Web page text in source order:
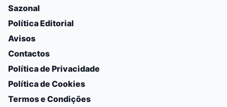
Sazonal
Política Editorial
Avisos
Contactos
Política de Privacidade
Política de Cookies
Termos e Condições